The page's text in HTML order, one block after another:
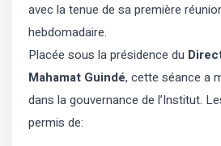
avec la tenue de sa première
hebdomadaire.
Placée sous la présidence du
Mahamat Guindé, cette séance a
dans la gouvernance de l’Institut.
permis de: